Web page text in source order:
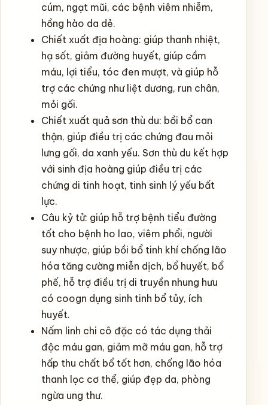
cúm, ngạt mũi, các bệnh viêm nhiễm,
hồng hào da dẻ.
Chiết xuất địa hoàng: giúp thanh nhiệt,
hạ sốt, giảm đường huyết, giúp cầm
máu, lợi tiểu, tóc đen mượt, và giúp hỗ
trợ các chứng như liệt dương, run chân,
mỏi gối.
Chiết xuất quả sơn thù du: bồi bổ can
thận, giúp điều trị các chứng đau mỏi
lưng gối, da xanh yếu. Sơn thù du kết hợp
với sinh địa hoàng giúp điều trị các
chứng di tinh hoạt, tinh sinh lý yếu bất
lực.
Câu kỷ tử: giúp hỗ trợ bệnh tiểu đường
tốt cho bệnh ho lao, viêm phổi, người
suy nhược, giúp bồi bổ tinh khí chống lão
hóa tăng cường miễn dịch, bổ huyết, bổ
phế, hỗ trợ điều trị di truyền nhung hưu
có coogn dụng sinh tinh bổ tủy, ích
huyết.
Nấm linh chi cô đặc có tác dụng thải
độc máu gan, giảm mỡ máu gan, hỗ trợ
hấp thu chất bổ tốt hơn, chống lão hóa
thanh lọc cơ thể, giúp đẹp da, phòng
ngừa ung thư.